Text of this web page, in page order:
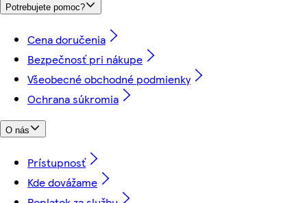
Potrebujete pomoc?
Cena doručenia
Bezpečnosť pri nákupe
Všeobecné obchodné podmienky
Ochrana súkromia
O nás
Prístupnosť
Kde dovážame